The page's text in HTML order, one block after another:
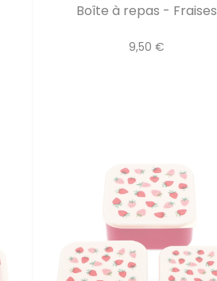
Boîte à repas - Fraises
9,50 €